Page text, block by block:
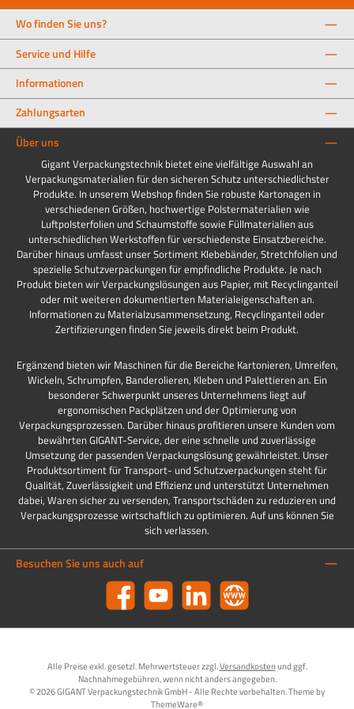
Wo finden Sie uns?
Service und Hilfe
Informationen
Zahlungsarten
Über uns
Gigant Verpackungstechnik bietet eine vielfältige Auswahl an
Verpackungsmaterialien für den sicheren Schutz unterschiedlichster
Produkte. In unserem Webshop finden Sie robuste Kartonagen in
verschiedenen Größen, hochwertige Polstermaterialien wie
Luftpolsterfolien und Schaumstoffe sowie Füllmaterialien aus
unterschiedlichen Werkstoffen für verschiedenste Einsatzbereiche.
Darüber hinaus umfasst unser Sortiment Klebebänder, Stretchfolien und
spezielle Schutzverpackungen für empfindliche Produkte. Je nach
Produkt bieten wir Verpackungslösungen aus Papier, mit Recyclinganteil
oder mit weiteren dokumentierten Materialeigenschaften an.
Informationen zu Materialzusammensetzung, Recyclinganteil oder
Zertifizierungen finden Sie jeweils direkt beim Produkt.
Ergänzend bieten wir Maschinen für die Bereiche Kartonieren, Umreifen,
Wickeln, Schrumpfen, Banderolieren, Kleben und Palettieren an. Ein
besonderer Schwerpunkt unseres Unternehmens liegt auf
ergonomischen Packplätzen und der Optimierung von
Verpackungsprozessen. Darüber hinaus profitieren unsere Kunden vom
bewährten GIGANT-Service, der eine schnelle und zuverlässige
Umsetzung der passenden Verpackungslösung gewährleistet. Unser
Produktsortiment für Transport- und Schutzverpackungen steht für
Qualität, Zuverlässigkeit und Effizienz und unterstützt Unternehmen
dabei, Waren sicher zu versenden, Transportschäden zu reduzieren und
Verpackungsprozesse wirtschaftlich zu optimieren. Auf uns können Sie
sich verlassen.
Besuchen Sie uns auch auf
Facebook YouTube LinkedIn Website
Alle Preise exkl. gesetzl. Mehrwertsteuer zzgl.Versandkostenund ggf.
Nachnahmegebühren, wenn nicht anders angegeben.
© 2026 GIGANT Verpackungstechnik GmbH - Alle Rechte vorbehalten. Theme by
ThemeWare®